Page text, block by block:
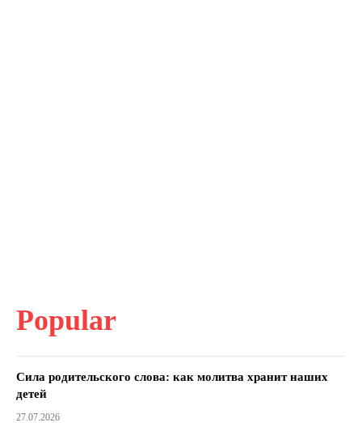
Popular
Сила родительского слова: как молитва хранит наших
детей
27.07.2026